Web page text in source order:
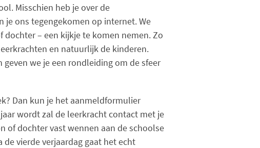
Misschien heb je over de
ons tegengekomen op internet. We
– een kijkje te komen nemen. Zo
en natuurlijk de kinderen.
we je een rondleiding om de sfeer
Dan kun je het aanmeldformulier
wordt zal de leerkracht contact met je
of dochter vast wennen aan de schoolse
vierde verjaardag gaat het echt